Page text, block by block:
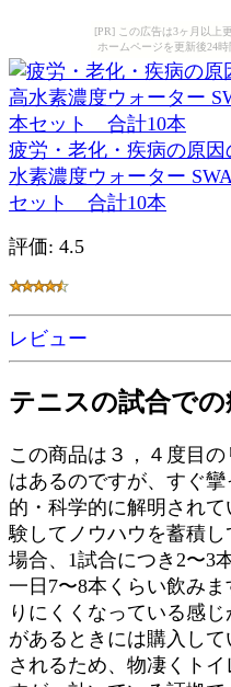
[PR] この広告は3ヶ月以上
ホームページを更新後24
疲労・老化・疾病の原
水素濃度ウォーター
セット 合計10本
評価: 4.5
レビュー
テニスの試合での
この商品は３，４度目
はあるのですが、すぐ
的・科学的に解明され
験してノウハウを蓄積
場合、1試合につき2〜3
一日7〜8本くらい飲み
りにくくなっている感
があるときには購入し
されるため、物凄くト